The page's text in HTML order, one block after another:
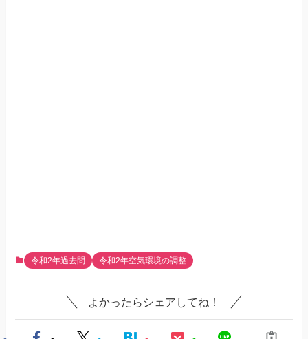
令和2年過去問 令和2年空気環境の調整
よかったらシェアしてね！